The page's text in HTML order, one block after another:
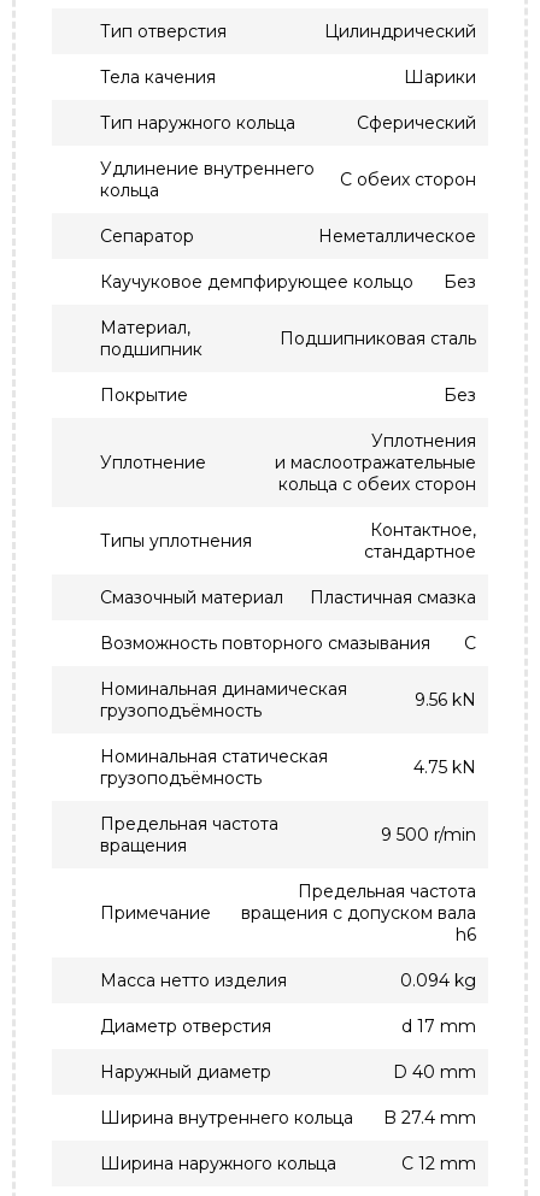
Тип отверстия Цилиндрический
Тела качения Шарики
Тип наружного кольца Сферический
Удлинение внутреннего
кольца
С обеих сторон
Сепаратор Неметаллическое
Каучуковое демпфирующее кольцо Без
Материал,
подшипник
Подшипниковая сталь
Покрытие Без
Уплотнение
Уплотнения
и маслоотражательные
кольца с обеих сторон
Типы уплотнения
Контактное,
стандартное
Смазочный материал Пластичная смазка
Возможность повторного смазывания С
Номинальная динамическая
грузоподъёмность
9.56 kN
Номинальная статическая
грузоподъёмность
4.75 kN
Предельная частота
вращения
9 500 r/min
Примечание
Предельная частота
вращения с допуском вала
h6
Масса нетто изделия 0.094 kg
Диаметр отверстия d 17 mm
Наружный диаметр D 40 mm
Ширина внутреннего кольца B 27.4 mm
Ширина наружного кольца C 12 mm